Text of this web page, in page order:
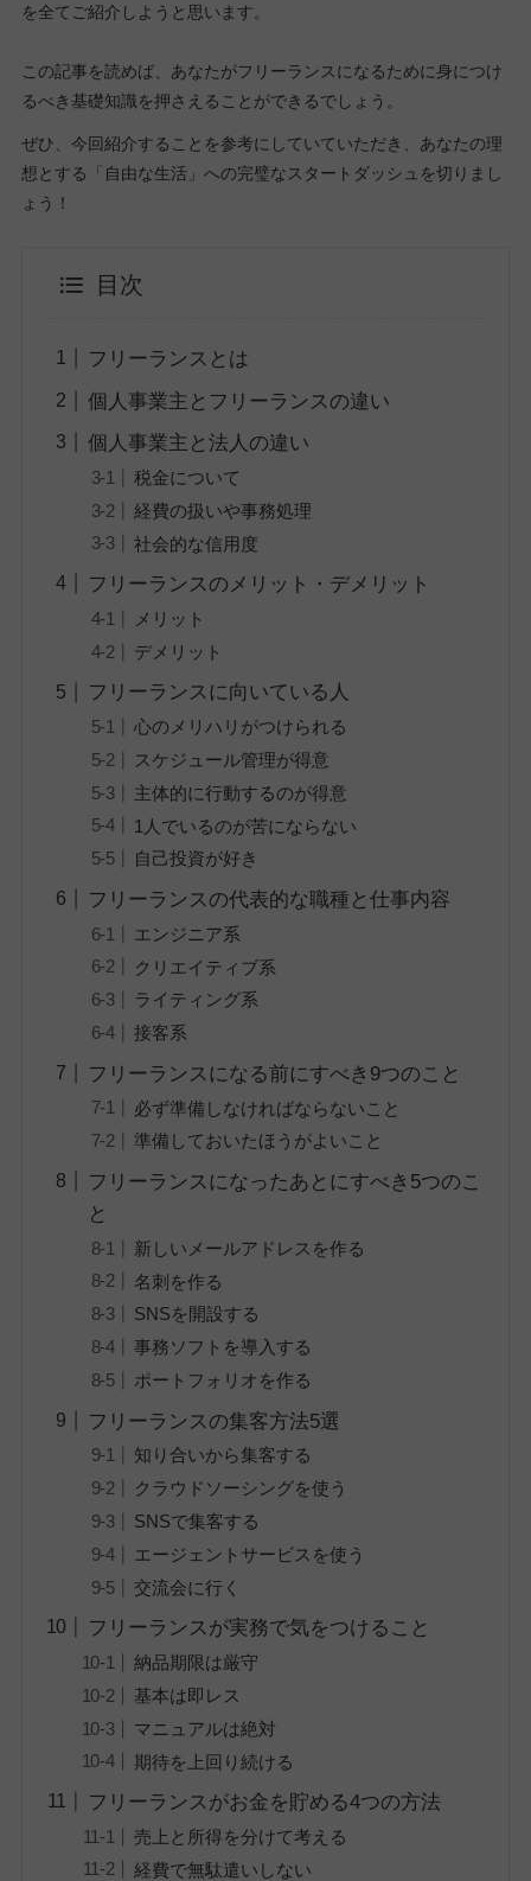
を全てご紹介しようと思います。
この記事を読めば、あなたがフリーランスになるために身につけ
るべき基礎知識を押さえることができるでしょう。
ぜひ、今回紹介することを参考にしていていただき、あなたの理
想とする「自由な生活」への完璧なスタートダッシュを切りまし
ょう！
目次
フリーランスとは
個人事業主とフリーランスの違い
個人事業主と法人の違い
税金について
経費の扱いや事務処理
社会的な信用度
フリーランスのメリット・デメリット
メリット
デメリット
フリーランスに向いている人
心のメリハリがつけられる
スケジュール管理が得意
主体的に行動するのが得意
1人でいるのが苦にならない
自己投資が好き
フリーランスの代表的な職種と仕事内容
エンジニア系
クリエイティブ系
ライティング系
接客系
フリーランスになる前にすべき9つのこと
必ず準備しなければならないこと
準備しておいたほうがよいこと
フリーランスになったあとにすべき5つのこ
と
新しいメールアドレスを作る
名刺を作る
SNSを開設する
事務ソフトを導入する
ポートフォリオを作る
フリーランスの集客方法5選
知り合いから集客する
クラウドソーシングを使う
SNSで集客する
エージェントサービスを使う
交流会に行く
フリーランスが実務で気をつけること
納品期限は厳守
基本は即レス
マニュアルは絶対
期待を上回り続ける
フリーランスがお金を貯める4つの方法
売上と所得を分けて考える
経費で無駄遣いしない